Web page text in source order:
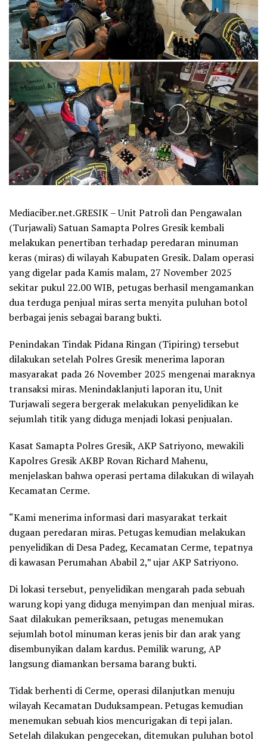
Mediaciber.net.GRESIK – Unit Patroli dan Pengawalan
(Turjawali) Satuan Samapta Polres Gresik kembali
melakukan penertiban terhadap peredaran minuman
keras (miras) di wilayah Kabupaten Gresik. Dalam operasi
yang digelar pada Kamis malam, 27 November 2025
sekitar pukul 22.00 WIB, petugas berhasil mengamankan
dua terduga penjual miras serta menyita puluhan botol
berbagai jenis sebagai barang bukti.
Penindakan Tindak Pidana Ringan (Tipiring) tersebut
dilakukan setelah Polres Gresik menerima laporan
masyarakat pada 26 November 2025 mengenai maraknya
transaksi miras. Menindaklanjuti laporan itu, Unit
Turjawali segera bergerak melakukan penyelidikan ke
sejumlah titik yang diduga menjadi lokasi penjualan.
Kasat Samapta Polres Gresik, AKP Satriyono, mewakili
Kapolres Gresik AKBP Rovan Richard Mahenu,
menjelaskan bahwa operasi pertama dilakukan di wilayah
Kecamatan Cerme.
“Kami menerima informasi dari masyarakat terkait
dugaan peredaran miras. Petugas kemudian melakukan
penyelidikan di Desa Padeg, Kecamatan Cerme, tepatnya
di kawasan Perumahan Ababil 2,” ujar AKP Satriyono.
Di lokasi tersebut, penyelidikan mengarah pada sebuah
warung kopi yang diduga menyimpan dan menjual miras.
Saat dilakukan pemeriksaan, petugas menemukan
sejumlah botol minuman keras jenis bir dan arak yang
disembunyikan dalam kardus. Pemilik warung, AP
langsung diamankan bersama barang bukti.
Tidak berhenti di Cerme, operasi dilanjutkan menuju
wilayah Kecamatan Duduksampean. Petugas kemudian
menemukan sebuah kios mencurigakan di tepi jalan.
Setelah dilakukan pengecekan, ditemukan puluhan botol